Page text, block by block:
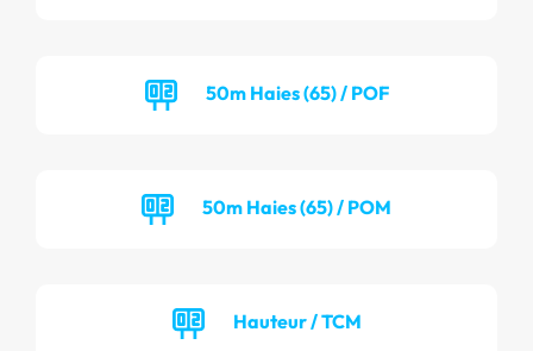
50m Haies (65) / POF
50m Haies (65) / POM
Hauteur / TCM